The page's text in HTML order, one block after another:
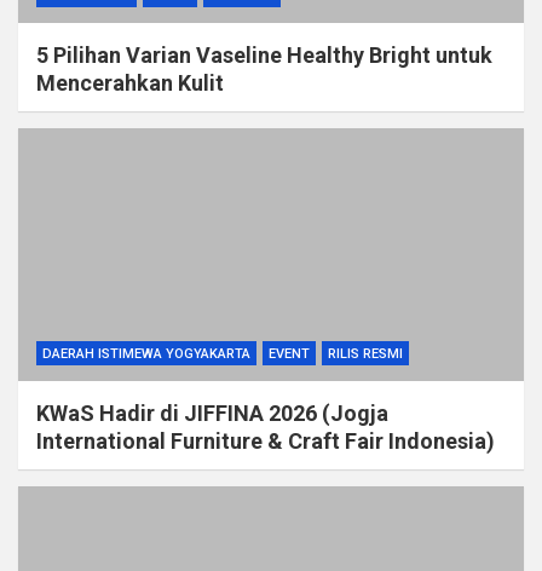
5 Pilihan Varian Vaseline Healthy Bright untuk
Mencerahkan Kulit
DAERAH ISTIMEWA YOGYAKARTA EVENT RILIS RESMI
KWaS Hadir di JIFFINA 2026 (Jogja
International Furniture & Craft Fair Indonesia)